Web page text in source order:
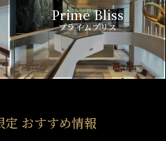
Prime Bliss
プライムブリス
おすすめ情報